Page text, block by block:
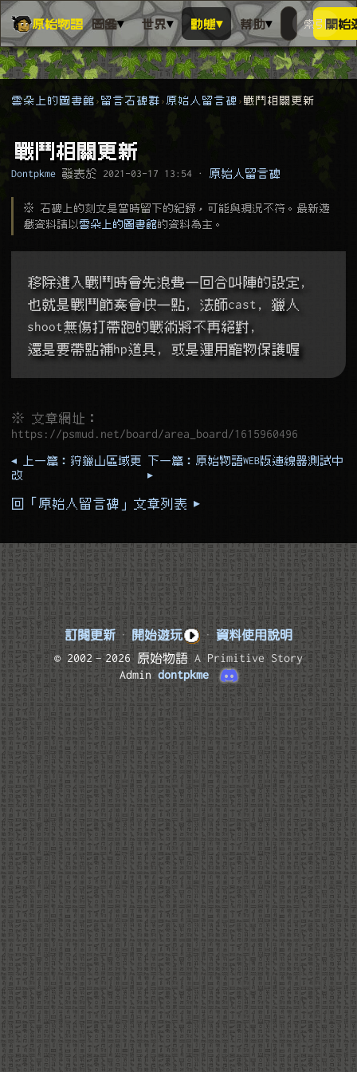
原始物語 圖鑑▾ 世界▾ 動態▾ 幫助▾
搜尋萬物
搜人物、
索引開始
雲朵上的圖書館 留言石碑群 原始人留言碑 戰鬥相關更新
戰鬥相關更新
Dontpkme 發表於 2021-03-17 13:54 · 原始人留言碑
※ 石碑上的刻文是當時留下的紀錄，可能與現況不符。最新遊
戲資料請以 雲朵上的圖書館的資料為主。
移除進入戰鬥時會先浪費一回合叫陣的設定,
也就是戰鬥節奏會快一點, 法師cast, 獵人
shoot無傷打帶跑的戰術將不再絕對,
還是要帶點補hp道具, 或是運用寵物保護喔
※ 文章網址：
https://psmud.net/board/area_board/1615960496
◂ 上一篇：狩獵山區域更
改
下一篇：原始物語WEB版連線器測試中
▸
回「原始人留言碑」文章列表 ▸
訂閱更新 · 開始遊玩 · 資料使用說明
© 2002–2026 原始物語 A Primitive Story
Admin dontpkme